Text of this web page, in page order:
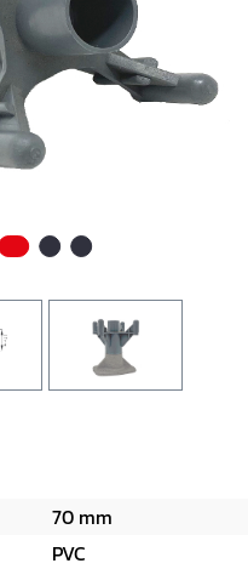
70 mm
PVC